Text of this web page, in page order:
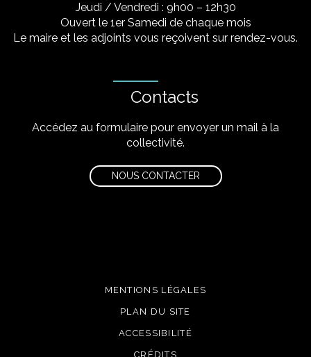
Jeudi / Vendredi : 9h00 – 12h30
Ouvert le 1er Samedi de chaque mois
Le maire et les adjoints vous reçoivent sur rendez-vous.
Contacts
Accédez au formulaire pour envoyer un mail à la
collectivité.
NOUS CONTACTER
MENTIONS LÉGALES
PLAN DU SITE
ACCESSIBILITÉ
CRÉDITS